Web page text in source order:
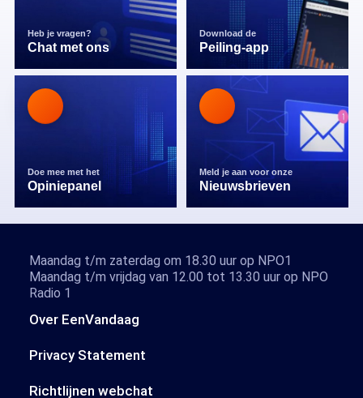
Heb je vragen?
Chat met ons
Download de
Peiling-app
Doe mee met het
Opiniepanel
Meld je aan voor onze
Nieuwsbrieven
Over EenVandaag
Privacy Statement
Richtlijnen webchat
Maandag t/m zaterdag om 18.30 uur op NPO1
Maandag t/m vrijdag van 12.00 tot 13.30 uur op NPO
Radio 1